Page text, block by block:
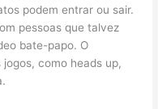
podem entrar ou sair.
pessoas que talvez
bate-papo. O
como heads up,